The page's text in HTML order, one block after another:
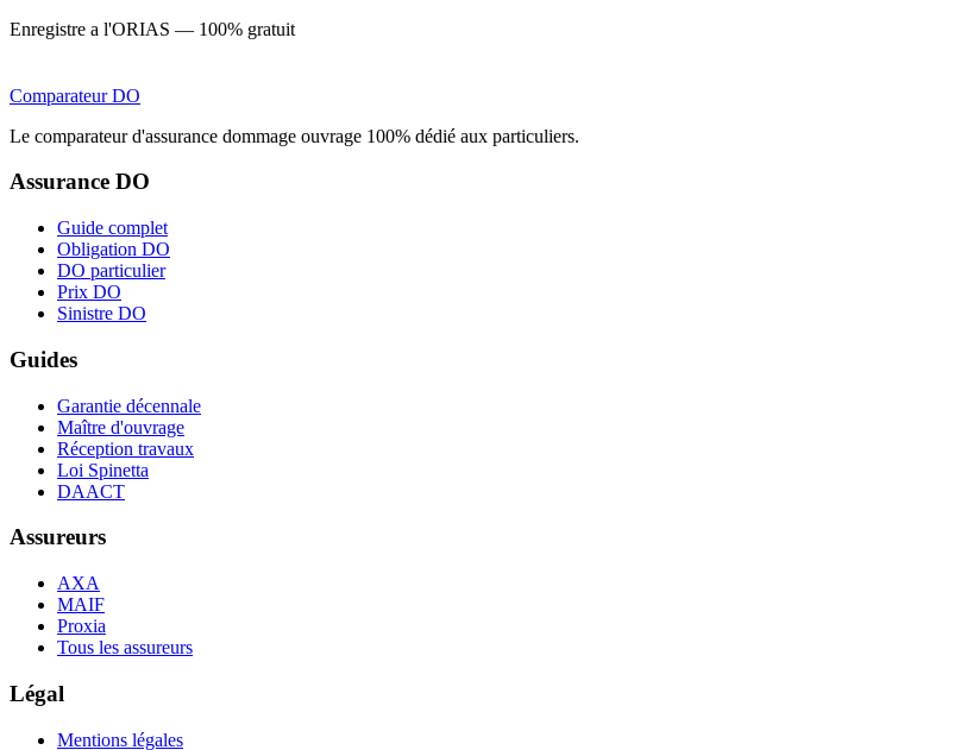
Enregistre a l'ORIAS — 100% gratuit
ComparateurDO
Le comparateur d'assurance dommage ouvrage 100% dédié aux particuliers.
Assurance DO
Guide complet
Obligation DO
DO particulier
Prix DO
Sinistre DO
Guides
Garantie décennale
Maître d'ouvrage
Réception travaux
Loi Spinetta
DAACT
Assureurs
AXA
MAIF
Proxia
Tous les assureurs
Légal
Mentions légales